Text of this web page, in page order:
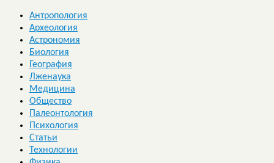
Антропология
Археология
Астрономия
Биология
География
Лженаука
Медицина
Общество
Палеонтология
Психология
Статьи
Технологии